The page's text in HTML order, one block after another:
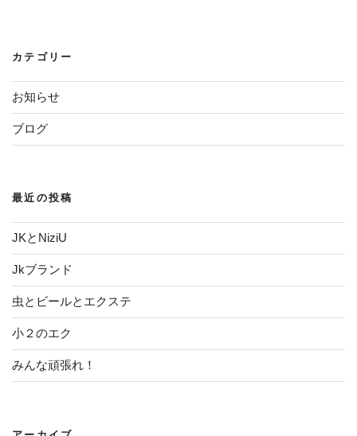
ョ
ン
カテゴリー
お知らせ
ブログ
最近の投稿
JKとNiziU
Jkブランド
虫とビールとエクステ
小２のエク
みんな頑張れ！